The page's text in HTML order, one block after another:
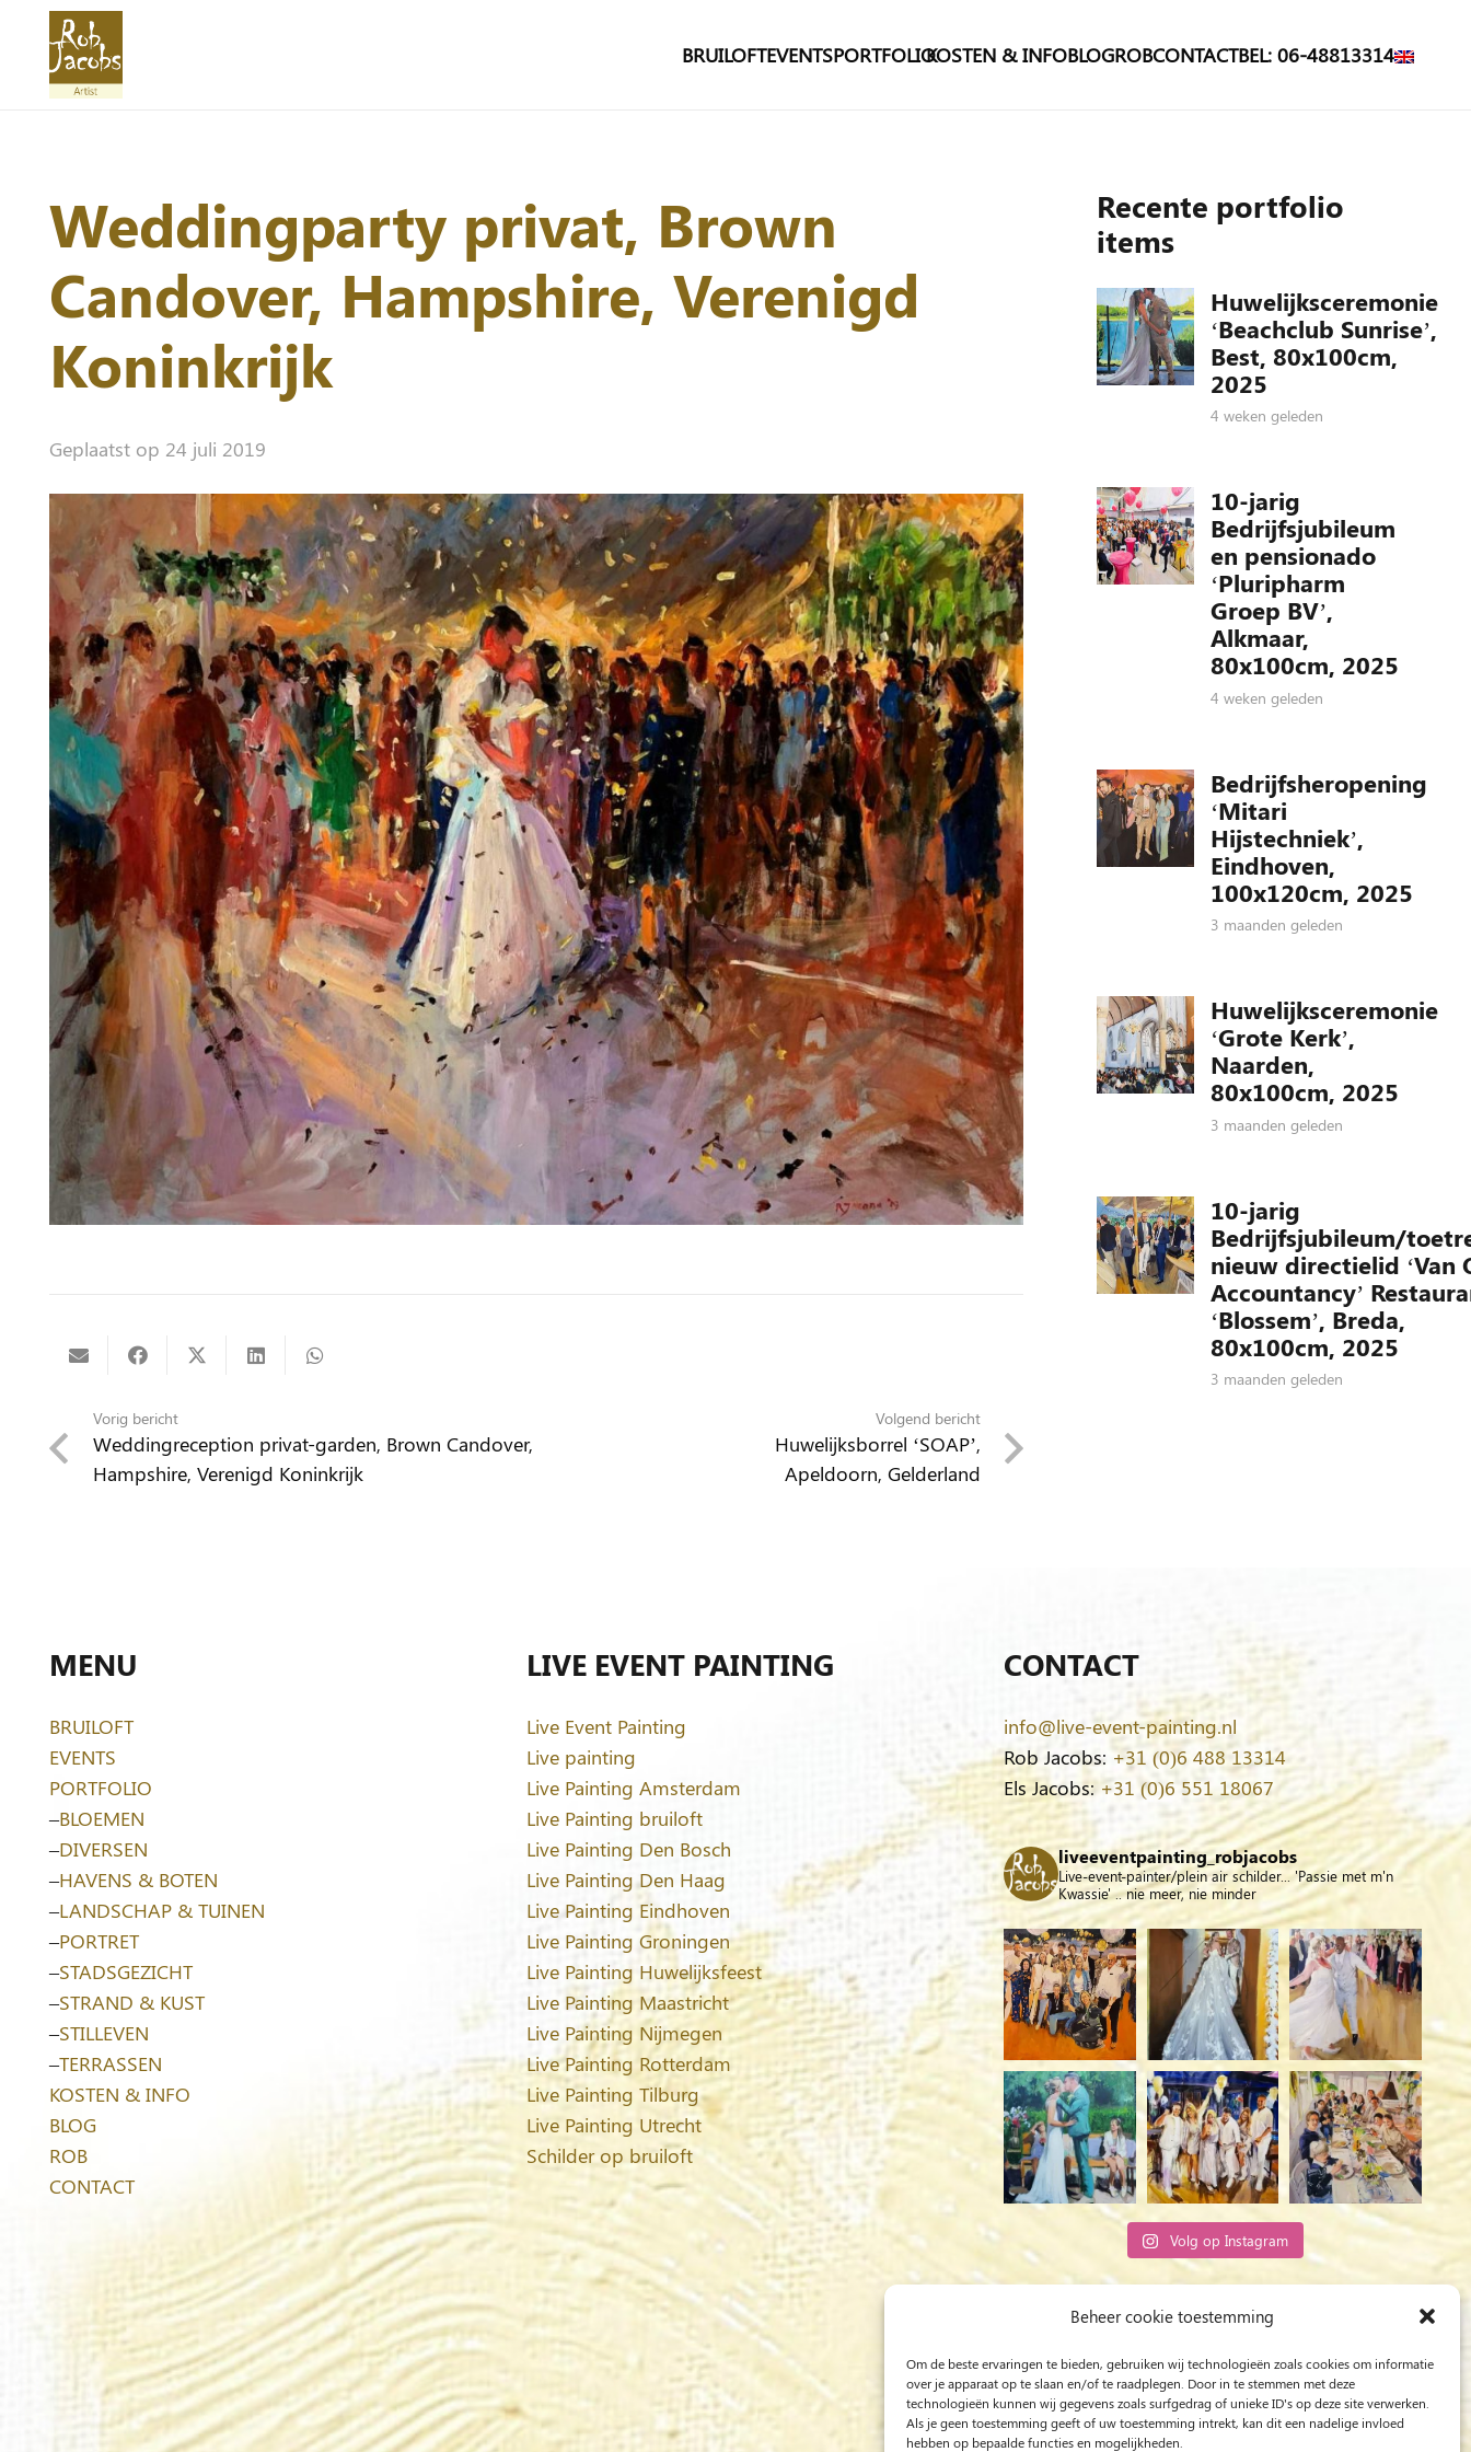
Beheer cookie toestemming
Om de beste ervaringen te bieden, gebruiken wij technologieën zoals cookies om informatie
over je apparaat op te slaan en/of te raadplegen. Door in te stemmen met deze
technologieën kunnen wij gegevens zoals surfgedrag of unieke ID's op deze site verwerken.
Als je geen toestemming geeft of uw toestemming intrekt, kan dit een nadelige invloed
hebben op bepaalde functies en mogelijkheden.
BRUILOFTEVENTSPORTFOLIOKOSTEN & INFOBLOGROBCONTACTBEL: 06-48813314
Weddingparty privat, Brown
Candover, Hampshire, Verenigd
Koninkrijk
Geplaatst op 24 juli 2019
Vorig bericht
Weddingreception privat-garden, Brown Candover,
Hampshire, Verenigd Koninkrijk
Volgend bericht
Huwelijksborrel ‘SOAP’,
Apeldoorn, Gelderland
Recente portfolio
items
Huwelijksceremonie
‘Beachclub Sunrise’,
Best, 80x100cm,
2025
4 weken geleden
10-jarig
Bedrijfsjubileum
en pensionado
‘Pluripharm
Groep BV’,
Alkmaar,
80x100cm, 2025
4 weken geleden
Bedrijfsheropening
‘Mitari
Hijstechniek’,
Eindhoven,
100x120cm, 2025
3 maanden geleden
Huwelijksceremonie
‘Grote Kerk’,
Naarden,
80x100cm, 2025
3 maanden geleden
10-jarig
Bedrijfsjubileum/
nieuw directielid ‘Van
Accountancy’
‘Blossem’, Breda,
80x100cm, 2025
3 maanden geleden
MENU
BRUILOFT
EVENTS
PORTFOLIO
–BLOEMEN
–DIVERSEN
–HAVENS & BOTEN
–LANDSCHAP & TUINEN
–PORTRET
–STADSGEZICHT
–STRAND & KUST
–STILLEVEN
–TERRASSEN
KOSTEN & INFO
BLOG
ROB
CONTACT
LIVE EVENT PAINTING
Live Event Painting
Live painting
Live Painting Amsterdam
Live Painting bruiloft
Live Painting Den Bosch
Live Painting Den Haag
Live Painting Eindhoven
Live Painting Groningen
Live Painting Huwelijksfeest
Live Painting Maastricht
Live Painting Nijmegen
Live Painting Rotterdam
Live Painting Tilburg
Live Painting Utrecht
Schilder op bruiloft
CONTACT
info@live-event-painting.nl
Rob Jacobs: +31 (0)6 488 13314
Els Jacobs:+31 (0)6 551 18067
liveeventpainting_robjacobs
Live-event-painter/plein air schilder... 'Passie met m'n
Kwassie' .. nie meer, nie minder
Volg op Instagram
Rob Jacobs uit ’s-Hertogenbosch is een ‘Plein
bewogen door Licht en Liefde.